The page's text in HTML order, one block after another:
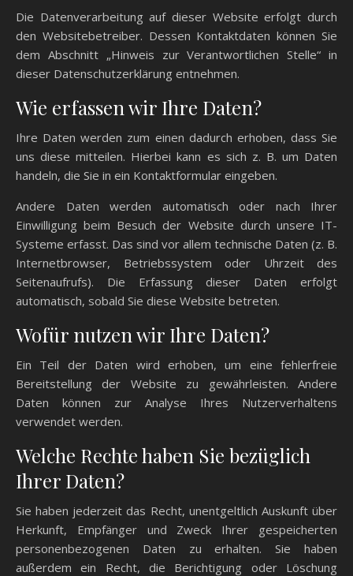
Die Datenverarbeitung auf dieser Website erfolgt durch
den Websitebetreiber. Dessen Kontaktdaten können Sie
dem Abschnitt „Hinweis zur Verantwortlichen Stelle“ in
dieser Datenschutzerklärung entnehmen.
Wie erfassen wir Ihre Daten?
Ihre Daten werden zum einen dadurch erhoben, dass Sie
uns diese mitteilen. Hierbei kann es sich z. B. um Daten
handeln, die Sie in ein Kontaktformular eingeben.
Andere Daten werden automatisch oder nach Ihrer
Einwilligung beim Besuch der Website durch unsere IT-
Systeme erfasst. Das sind vor allem technische Daten (z. B.
Internetbrowser, Betriebssystem oder Uhrzeit des
Seitenaufrufs). Die Erfassung dieser Daten erfolgt
automatisch, sobald Sie diese Website betreten.
Wofür nutzen wir Ihre Daten?
Ein Teil der Daten wird erhoben, um eine fehlerfreie
Bereitstellung der Website zu gewährleisten. Andere
Daten können zur Analyse Ihres Nutzerverhaltens
verwendet werden.
Welche Rechte haben Sie bezüglich
Ihrer Daten?
Sie haben jederzeit das Recht, unentgeltlich Auskunft über
Herkunft, Empfänger und Zweck Ihrer gespeicherten
personenbezogenen Daten zu erhalten. Sie haben
außerdem ein Recht, die Berichtigung oder Löschung